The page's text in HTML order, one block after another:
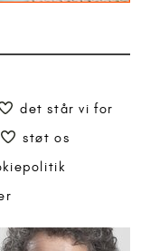
det står vi for
støt os